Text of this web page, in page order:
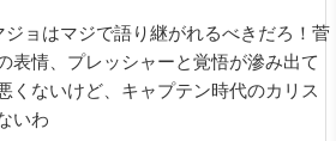
ジョはマジで語り継がれるべきだろ！菅
表情、プレッシャーと覚悟が滲み出て
くないけど、キャプテン時代のカリス
いわ